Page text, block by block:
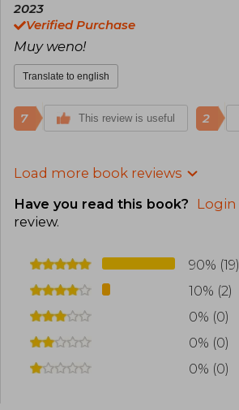
2023
Verified Purchase
Muy weno!
Translate to english
7 This review is useful 2
Load more book reviews
Have you read this book? Login
review.
90% (19)
10% (2)
0% (0)
0% (0)
0% (0)